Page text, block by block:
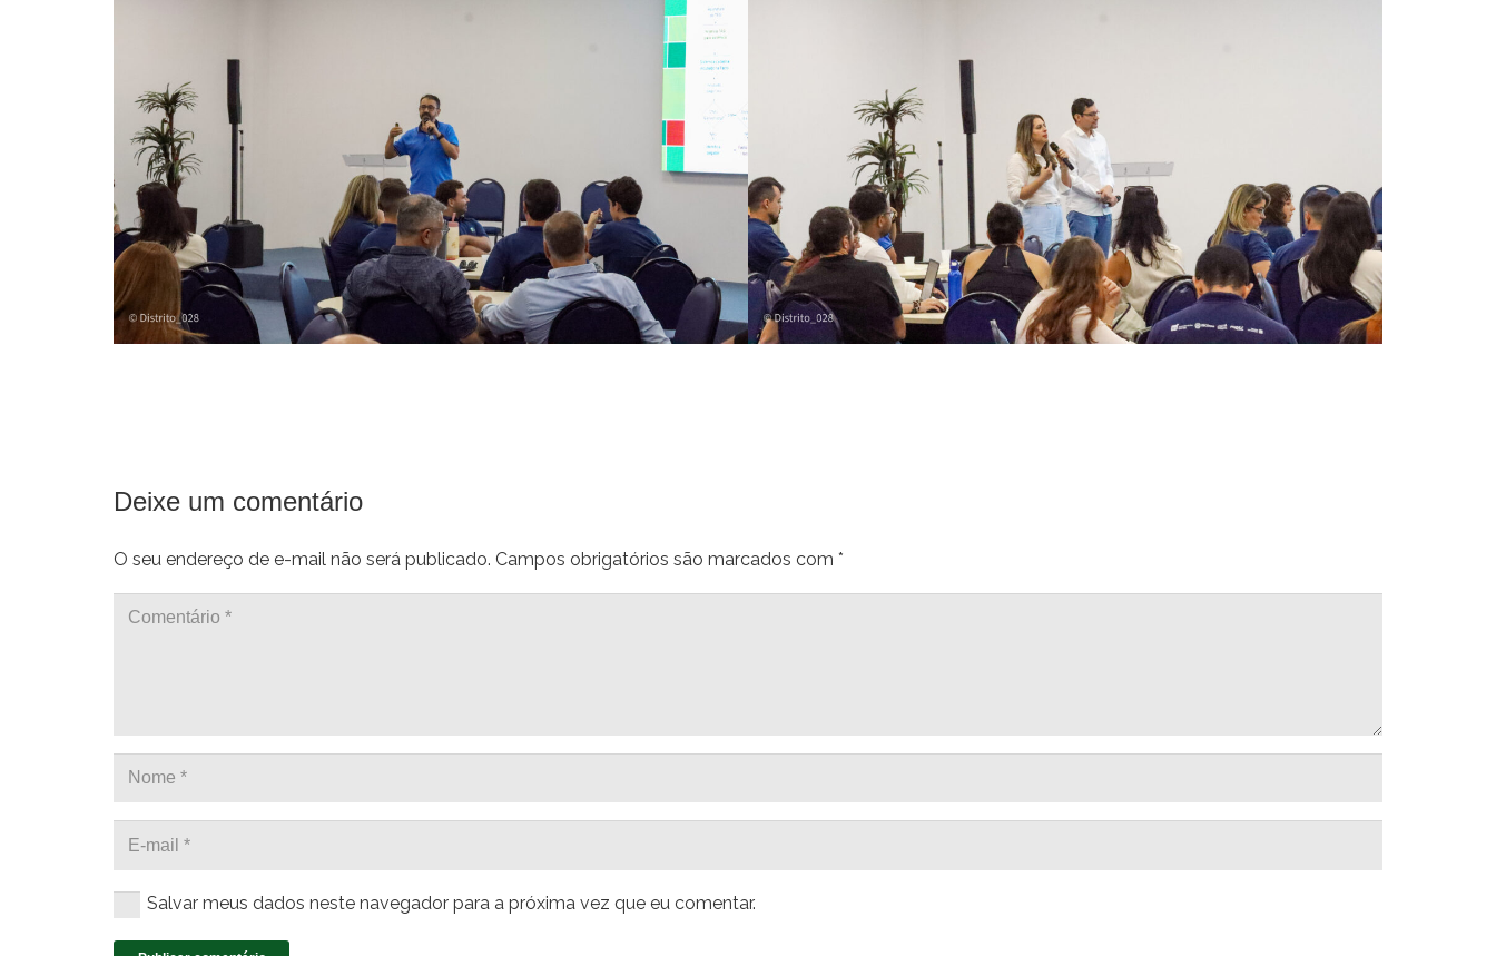
Deixe um comentário
O seu endereço de e-mail não será publicado. Campos obrigatórios são marcados com *
Salvar meus dados neste navegador para a próxima vez que eu comentar.